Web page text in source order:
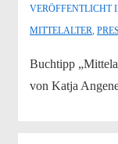
VERÖFFENTLICHT
MITTELALTER,
Buchtipp
von Katja